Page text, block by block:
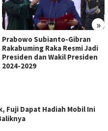
»
Prabowo Subianto-Gibran
Rakabuming Raka Resmi Jadi
Presiden dan Wakil Presiden
2024-2029
Fuji Dapat Hadiah Mobil Ini